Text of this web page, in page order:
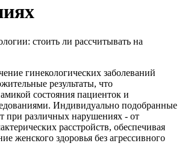
стоить ли рассчитывать на
гинекологических заболеваний
результаты, что
состояния пациенток и
Индивидуально подобранные
при различных нарушениях - от
расстройств, обеспечивая
женского здоровья без агрессивного